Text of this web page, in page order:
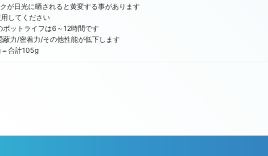
：96HTEX
Halftone Yellow
Halftone Black
が日光に晒されると黄変する事があります
してください
ポットライフは6～12時間です
力/密着力/その他性能が低下します
合計105g